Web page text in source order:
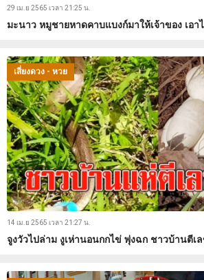
29 เม.ย 2565 เวลา 21:25 น.
มะนาว หมูชายหาดคาบแบงก์มาให้เจ้าของ เอา
เสี่ยงดวง - หวย
14 เม.ย 2565 เวลา 21:27 น.
จูงวัวไปล่าม งูเห่านอนกกไข่ พุ่งฉก ชาวบ้านตีเ